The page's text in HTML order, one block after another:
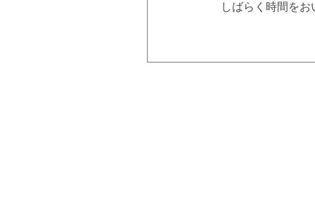
しばらく時間を